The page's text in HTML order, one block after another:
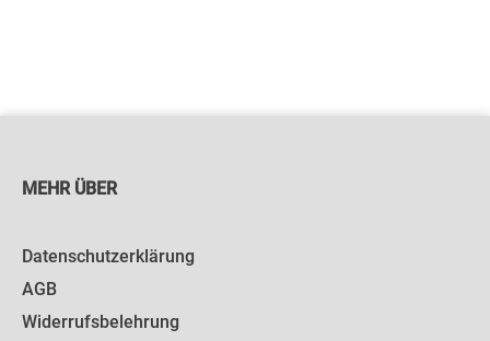
MEHR ÜBER
Datenschutzerklärung
AGB
Widerrufsbelehrung